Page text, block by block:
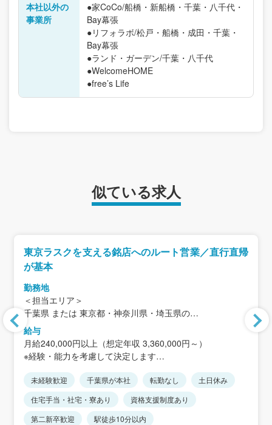
本社以外の
事業所
●家CoCo/船橋・新船橋・千葉・八千代・
Bay幕張
●リフォラボ/松戸・船橋・成田・千葉・
Bay幕張
●ランド・ガーデン/千葉・八千代
●WelcomeHOME
●free’s Life
似ている求人
東京ラスクを支える銘店へのルート営業／直行直帰
が基本
勤務地
＜担当エリア＞
千葉県 または 東京都・神奈川県・埼玉県の
イオン・イトーヨーカドー・百貨店など
本社：千葉県松戸市下矢切141-1（矢切駅 徒歩1分）
※直行直帰が基本
※本社出勤は週1〜2日程度
給与
月給240,000円以上（想定年収 3,360,000円～）
※経験・能力を考慮して決定します
※短時間正社員からエリア限定総合職や総合職への転換も
可能です。
未経験歓迎 千葉県が本社 転勤なし
土日休み
住宅手当・社宅・寮あり
資格支援制度あり
第二新卒歓迎
駅徒歩10分以内